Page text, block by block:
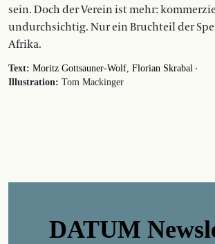
sein. Doch der Verein ist mehr:
undurchsichtig. Nur ein Bruchteil der
Afrika.
Text: Moritz Gottsauner-Wolf Florian Skrabal ·
Illustration: Tom Mackinger
DATUM